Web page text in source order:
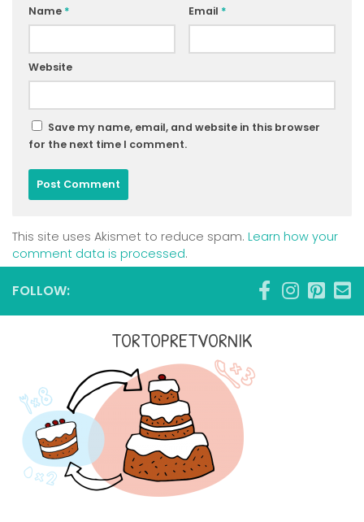
Name * Email *
Website
Save my name, email, and website in this browser
for the next time I comment.
This site uses Akismet to reduce spam. Learn how your
comment data is processed.
FOLLOW:
TORTOPRETVORNIK